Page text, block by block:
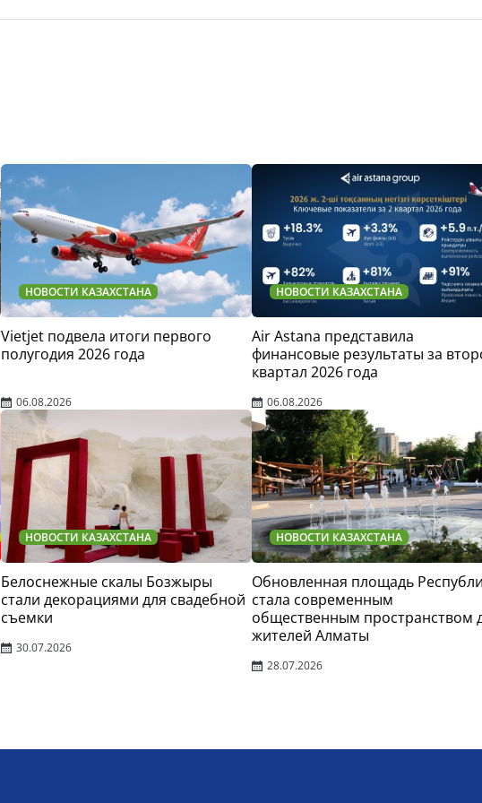
НОВОСТИ КАЗАХСТАНА
Vietjet подвела итоги первого
полугодия 2026 года
06.08.2026
НОВОСТИ КАЗАХСТАНА
Air Astana представила
финансовые результаты за
квартал 2026 года
06.08.2026
НОВОСТИ КАЗАХСТАНА
Белоснежные скалы Бозжыры
стали декорациями для свадебной
съемки
30.07.2026
НОВОСТИ КАЗАХСТАНА
Обновленная площадь
стала современным
общественным пространством
жителей Алматы
28.07.2026